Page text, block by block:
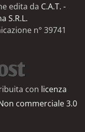
edita da C.A.T. -
S.R.L.
n° 39741
con licenza
commerciale 3.0